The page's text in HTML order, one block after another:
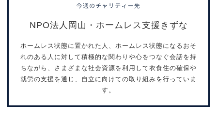
NPO法人岡山・ホームレス支援きずな
ホームレス状態に置かれた人、ホームレス状態になるおそ
れのある人に対して積極的な関わりや心をつなぐ会話を持
ちながら、さまざまな社会資源を利用して衣食住の確保や
就労の支援を通じ、自立に向けての取り組みを行っていま
す。